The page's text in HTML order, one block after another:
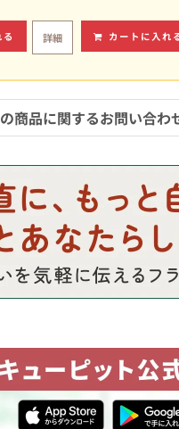
詳細 カートに入れ
商品に関するお問い合わ